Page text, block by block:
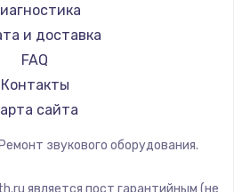
и доставка
FAQ
Контакты
сайта
звукового оборудования.
является пост гарантийным (не